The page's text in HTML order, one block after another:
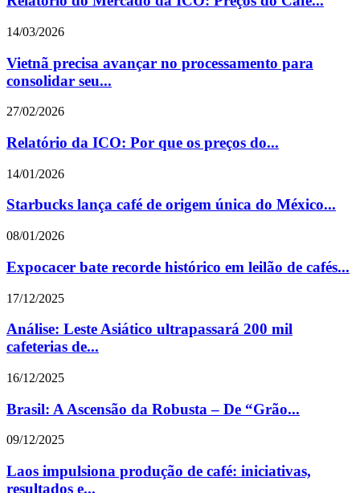
14/03/2026
Vietnã precisa avançar no processamento para
consolidar seu...
27/02/2026
Relatório da ICO: Por que os preços do...
14/01/2026
Starbucks lança café de origem única do México...
08/01/2026
Expocacer bate recorde histórico em leilão de cafés...
17/12/2025
Análise: Leste Asiático ultrapassará 200 mil
cafeterias de...
16/12/2025
Brasil: A Ascensão da Robusta – De “Grão...
09/12/2025
Laos impulsiona produção de café: iniciativas,
resultados e...